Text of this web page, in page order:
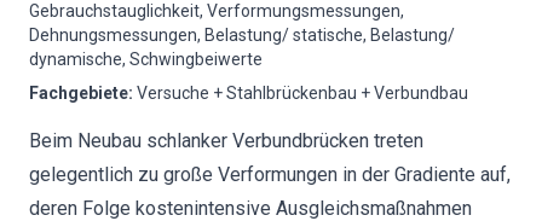
Gebrauchstauglichkeit, Verformungsmessungen,
Dehnungsmessungen, Belastung/ statische, Belastung/
dynamische, Schwingbeiwerte
Fachgebiete: Versuche + Stahlbrückenbau + Verbundbau
Beim Neubau schlanker Verbundbrücken treten
gelegentlich zu große Verformungen in der Gradiente auf,
deren Folge kostenintensive Ausgleichsmaßnahmen